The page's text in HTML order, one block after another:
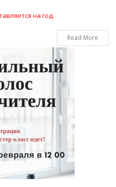
на год.
Read More